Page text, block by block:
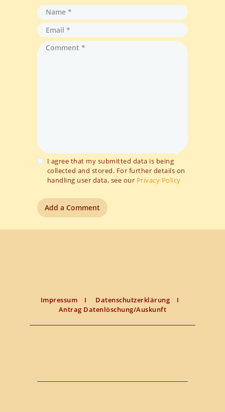
I agree that my submitted data is being
collected and stored. For further details on
handling user data, see our Privacy Policy
Impressum I Datenschutzerklärung
I
Antrag Datenlöschung/Auskunft